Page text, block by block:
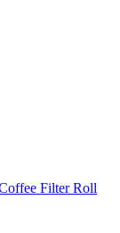
Filter Roll